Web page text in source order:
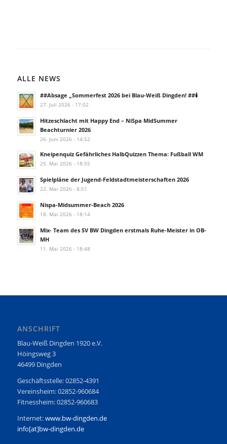
ALLE NEWS
##Absage „Sommerfest 2026 bei Blau-Weiß Dingden! ##🕯️
27. Juli 2026 - 17:02
Hitzeschlacht mit Happy End – NiSpa MidSummer
Beachturnier 2026
26. Juni 2026 - 14:52
Kneipenquiz Gefährliches HalbQuizzen Thema: Fußball WM
25. Mai 2026 - 18:55
Spielpläne der Jugend-Feldstadtmeisterschaften 2026
22. Mai 2026 - 8:51
Nispa-Midsummer-Beach 2026
18. Mai 2026 - 18:14
Mix- Team des SV BW Dingden erstmals Ruhe-Meister in OB-
MH
11. Mai 2026 - 18:48
ANSCHRIFT
Blau-Weiß Dingden 1920 e.V.
Höingsweg 3
46499 Dingden
Geschäftsstelle: 02852-4391
Vereinsheim: 02852-960684
Fitnessheim: 02852-960683
Internet:www.bw-dingden.de
info[at]bw-dingden.de